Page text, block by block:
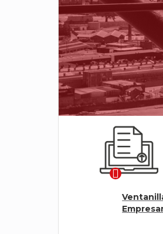
Ventanilla Unica
Empresarial VUE